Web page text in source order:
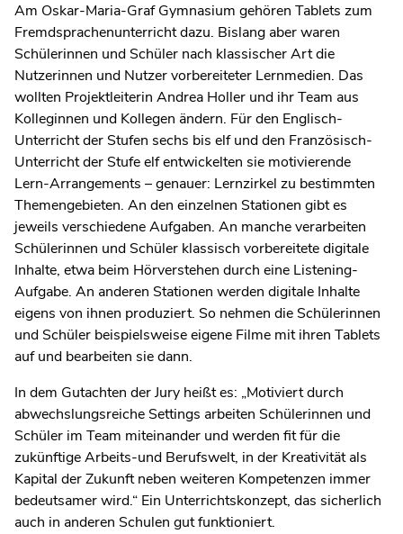
Am Oskar-Maria-Graf Gymnasium gehören Tablets zum
Fremdsprachenunterricht dazu. Bislang aber waren
Schülerinnen und Schüler nach klassischer Art die
Nutzerinnen und Nutzer vorbereiteter Lernmedien. Das
wollten Projektleiterin Andrea Holler und ihr Team aus
Kolleginnen und Kollegen ändern. Für den Englisch-
Unterricht der Stufen sechs bis elf und den Französisch-
Unterricht der Stufe elf entwickelten sie motivierende
Lern-Arrangements – genauer: Lernzirkel zu bestimmten
Themengebieten. An den einzelnen Stationen gibt es
jeweils verschiedene Aufgaben. An manche verarbeiten
Schülerinnen und Schüler klassisch vorbereitete digitale
Inhalte, etwa beim Hörverstehen durch eine Listening-
Aufgabe. An anderen Stationen werden digitale Inhalte
eigens von ihnen produziert. So nehmen die Schülerinnen
und Schüler beispielsweise eigene Filme mit ihren Tablets
auf und bearbeiten sie dann.
In dem Gutachten der Jury heißt es: „Motiviert durch
abwechslungsreiche Settings arbeiten Schülerinnen und
Schüler im Team miteinander und werden fit für die
zukünftige Arbeits-und Berufswelt, in der Kreativität als
Kapital der Zukunft neben weiteren Kompetenzen immer
bedeutsamer wird.“ Ein Unterrichtskonzept, das sicherlich
auch in anderen Schulen gut funktioniert.